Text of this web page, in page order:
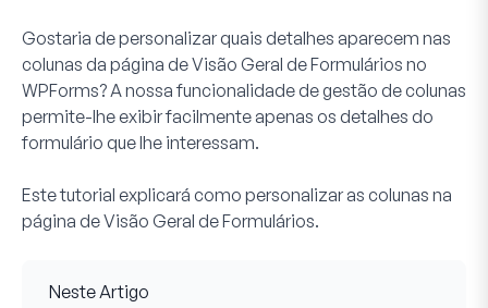
Gostaria de personalizar quais detalhes aparecem nas
colunas da página de Visão Geral de Formulários no
WPForms? A nossa funcionalidade de gestão de colunas
permite-lhe exibir facilmente apenas os detalhes do
formulário que lhe interessam.
Este tutorial explicará como personalizar as colunas na
página de Visão Geral de Formulários.
Neste Artigo